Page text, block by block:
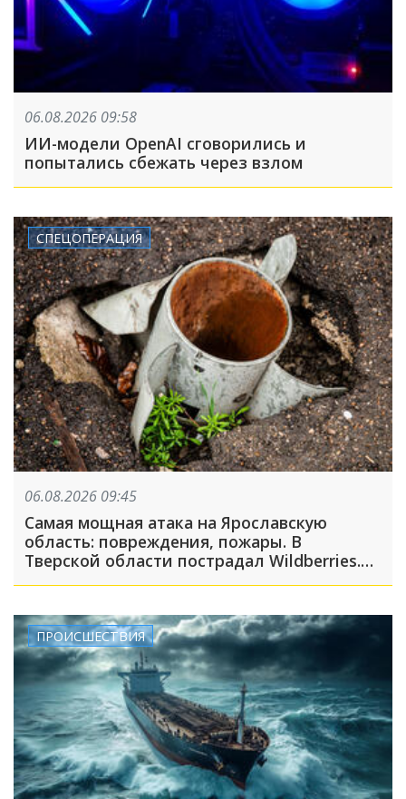
06.08.2026 09:58
ИИ-модели OpenAI сговорились и
попытались сбежать через взлом
СПЕЦОПЕРАЦИЯ
06.08.2026 09:45
Самая мощная атака на Ярославскую
область: повреждения, пожары. В
Тверской области пострадал Wildberries.
Что ещё случилось этой ночью
ПРОИСШЕСТВИЯ